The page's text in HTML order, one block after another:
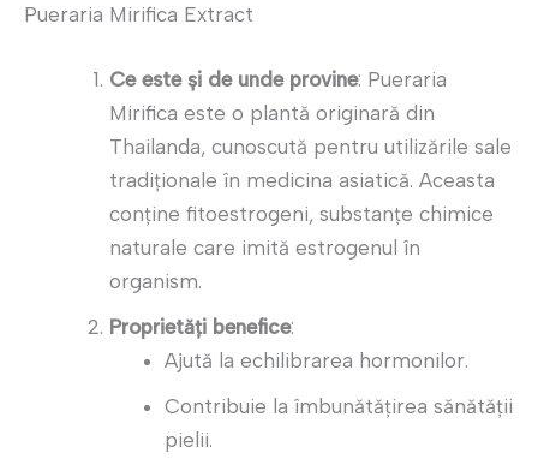
Pueraria Mirifica Extract
Ce este și de unde provine: Pueraria
Mirifica este o plantă originară din
Thailanda, cunoscută pentru utilizările sale
tradiționale în medicina asiatică. Aceasta
conține fitoestrogeni, substanțe chimice
naturale care imită estrogenul în
organism.
Proprietăți benefice:
Ajută la echilibrarea hormonilor.
Contribuie la îmbunătățirea sănătății
pielii.